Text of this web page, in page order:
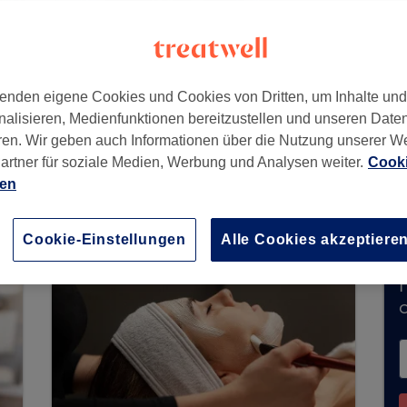
derzeit keine Buchungen über Treatwell
Salons in Ihrer Nähe zu finden.
eigene Cookies und Cookies von Dritten, um Inhalte
Medienfunktionen bereitzustellen und unseren
Wir geben auch Informationen über die Nutzung unserer
für soziale Medien, Werbung und Analysen weiter.
Cookie-Einstellungen Alle Cookies